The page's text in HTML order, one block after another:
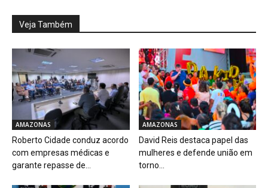
Veja Também
AMAZONAS
Roberto Cidade conduz acordo
com empresas médicas e
garante repasse de...
AMAZONAS
David Reis destaca papel das
mulheres e defende união em
torno...